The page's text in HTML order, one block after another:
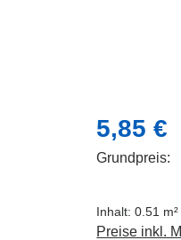
Regulärer
5,85 €
Grundpreis:
Inhalt:0.51 m²
Preise inkl.